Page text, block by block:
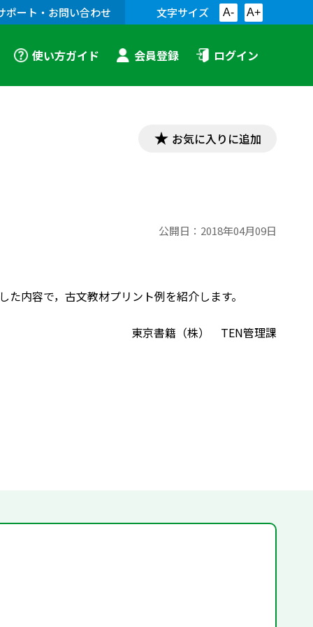
ポート・お問い合わせ 文字サイズ A- A+
使い方ガイド 会員登録 ログイン
お気に入りに追加
公開日： 2018年04月09日
内容で，古文教材プリント例を紹介します。
東京書籍（株） TEN管理課